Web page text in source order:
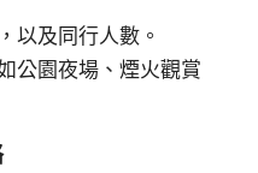
以及同行人數。
公園夜場、煙火觀賞